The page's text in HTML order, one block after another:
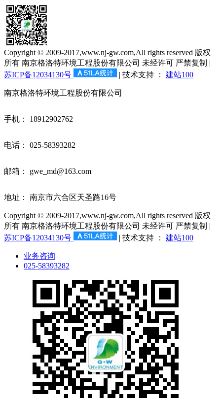
Copyright © 2009-2017,www.nj-gw.com,All rights reserved 版权
所有 南京格洛特环境工程股份有限公司 未经许可 严禁复制​ |
苏ICP备12034130号
| 技术支持 ： 建站100
南京格洛特环境工程股份有限公司
手机： 18912902762
电话： 025-58393282
邮箱： gwe_md@163.com
地址： 南京市六合区天圣路16号
Copyright © 2009-2017,www.nj-gw.com,All rights reserved 版权
所有 南京格洛特环境工程股份有限公司 未经许可 严禁复制​ |
苏ICP备12034130号
| 技术支持 ： 建站100
业务咨询
025-58393282